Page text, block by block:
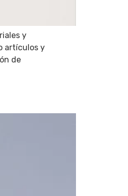
y
artículos y
de